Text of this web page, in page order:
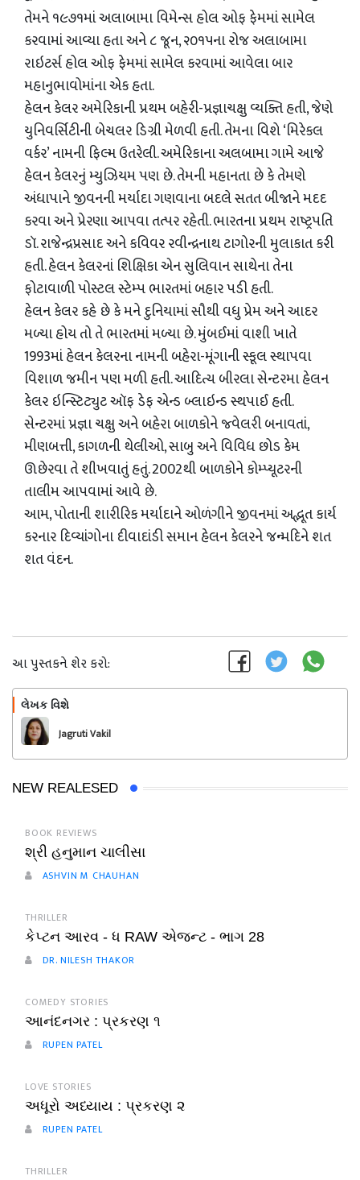
તેમને ૧૯૭૧માં અલાબામા વિમેન્સ હોલ ઓફ ફેમમાં સામેલ
કરવામાં આવ્યા હતા અને ૮ જૂન, ૨૦૧૫ના રોજ અલાબામા
રાઇટર્સ હોલ ઓફ ફેમમાં સામેલ કરવામાં આવેલા બાર
મહાનુભાવોમાંના એક હતા.
હેલન કેલર અમેરિકાની પ્રથમ બહેરી-પ્રજ્ઞાચક્ષુ વ્યક્તિ હતી, જેણે
યુનિવર્સિટીની બેચલર ડિગ્રી મેળવી હતી. તેમના વિશે ‘મિરેકલ
વર્કર’ નામની ફિલ્મ ઉતરેલી. અમેરિકાના અલબામા ગામે આજે
હેલન કેલરનું મ્યુઝિયમ પણ છે. તેમની મહાનતા છે કે તેમણે
અંધાપાને જીવનની મર્યાદા ગણવાના બદલે સતત બીજાને મદદ
કરવા અને પ્રેરણા આપવા તત્પર રહેતી. ભારતના પ્રથમ રાષ્ટ્રપતિ
ડૉ. રાજેન્દ્રપ્રસાદ અને કવિવર રવીન્દ્રનાથ ટાગોરની મુલાકાત કરી
હતી. હેલન કેલરનાં શિક્ષિકા એન સુલિવાન સાથેના તેના
ફોટાવાળી પોસ્ટલ સ્ટેમ્પ ભારતમાં બહાર પડી હતી.
હેલન કેલર કહે છે કે મને દુનિયામાં સૌથી વધુ પ્રેમ અને આદર
મળ્યા હોય તો તે ભારતમાં મળ્યા છે. મુંબઈમાં વાશી ખાતે
1993માં હેલન કેલરના નામની બહેરા-મૂંગાની સ્કૂલ સ્થાપવા
વિશાળ જમીન પણ મળી હતી. આદિત્ય બીરલા સેન્ટરમા હેલન
કેલર ઇન્સ્ટિટ્યુટ ઑફ ડેફ એન્ડ બ્લાઇન્ડ સ્થપાઈ હતી.
સેન્ટરમાં પ્રજ્ઞા ચક્ષુ અને બહેરા બાળકોને જ્વેલરી બનાવતાં,
મીણબત્તી, કાગળની થેલીઓ, સાબુ અને વિવિધ છોડ કેમ
ઊછેરવા તે શીખવાતું હતું. 2002થી બાળકોને કોમ્પ્યૂટરની
તાલીમ આપવામાં આવે છે.
આમ, પોતાની શારીરિક મર્યાદાને ઓળંગીને જીવનમાં અદ્ભૂત કાર્ય
કરનાર દિવ્યાંગોના દીવાદાંડી સમાન હેલન કેલરને જન્મદિને શત
શત વંદન.
આ પુસ્તકને શેર કરો:
લેખક વિશે
Jagruti Vakil
NEW REALESED
BOOK REVIEWS
શ્રી હનુમાન ચાલીસા
ASHVIN M CHAUHAN
THRILLER
કેપ્ટન આરવ - ધ RAW એજન્ટ - ભાગ 28
DR. NILESH THAKOR
COMEDY STORIES
આનંદનગર : પ્રકરણ ૧
RUPEN PATEL
LOVE STORIES
અધૂરો અધ્યાય : પ્રકરણ ૨
RUPEN PATEL
THRILLER